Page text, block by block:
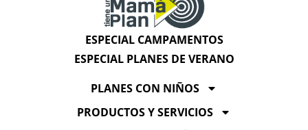
ESPECIAL CAMPAMENTOS
ESPECIAL PLANES DE VERANO
PLANES CON NIÑOS
PRODUCTOS Y SERVICIOS